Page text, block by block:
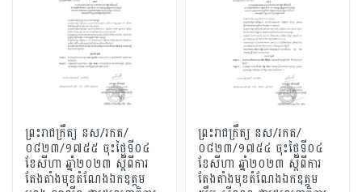
ព្រះរាជក្រឹត្យ នស/រកត/
០៨២៣/១៧៥៥ ចុះថ្ងៃទី០៤
ខែសីហា ឆ្នាំ២០២៣ ស្តីពីការ
តែងតាំងមុខតំណែងឯកឧត្តម
ព្រះរាជក្រឹត្យ នស/រកត/
០៨២៣/១៧៥៤ ចុះថ្ងៃទី០៤
ខែសីហា ឆ្នាំ២០២៣ ស្តីពីការ
តែងតាំងមុខតំណែងឯកឧត្តម